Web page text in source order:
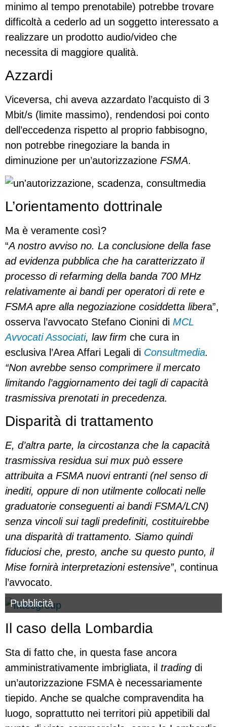
minimo al tempo prenotabile) potrebbe trovare
difficoltà a cederlo ad un soggetto interessato a
realizzare un prodotto audio/video che
necessita di maggiore qualità.
Azzardi
Viceversa, chi aveva azzardato l’acquisto di 3
Mbit/s (limite massimo), rendendosi poi conto
dell’eccedenza rispetto al proprio fabbisogno,
non potrebbe rinegoziare la banda in
diminuzione per un’autorizzazione FSMA.
L’orientamento dottrinale
Ma è veramente così?
“A nostro avviso no. La conclusione della fase
ad evidenza pubblica che ha caratterizzato il
processo di refarming della banda 700 MHz
relativamente ai bandi per operatori di rete e
FSMA apre alla negoziazione cosiddetta libera”,
osserva l’avvocato Stefano Cionini di MCL
Avvocati Associati, law firm che cura in
esclusiva l’Area Affari Legali di Consultmedia.
“Non avrebbe senso comprimere il mercato
limitando l’aggiornamento dei tagli di capacità
trasmissiva prenotati in precedenza.
Disparità di trattamento
E, d’altra parte, la circostanza che la capacità
trasmissiva residua sui mux può essere
attribuita a FSMA nuovi entranti (nel senso di
inediti, oppure di non utilmente collocati nelle
graduatorie conseguenti ai bandi FSMA/LCN)
senza vincoli sui tagli predefiniti, costituirebbe
una disparità di trattamento. Siamo quindi
fiduciosi che, presto, anche su questo punto, il
Mise fornirà interpretazioni estensive”, continua
l’avvocato.
Pubblicità
Il caso della Lombardia
Sta di fatto che, in questa fase ancora
amministrativamente imbrigliata, il trading di
un’autorizzazione FSMA è necessariamente
tiepido. Anche se qualche compravendita ha
luogo, soprattutto nei territori più appetibili dal